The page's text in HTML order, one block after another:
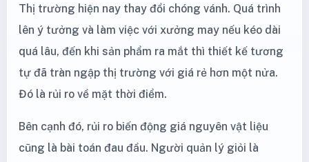
Thị trường hiện nay thay đổi chóng vánh. Quá trình
lên ý tưởng và làm việc với xưởng may nếu kéo dài
quá lâu, đến khi sản phẩm ra mắt thì thiết kế tương
tự đã tràn ngập thị trường với giá rẻ hơn một nửa.
Đó là rủi ro về mặt thời điểm.
Bên cạnh đó, rủi ro biến động giá nguyên vật liệu
cũng là bài toán đau đầu. Người quản lý giỏi là